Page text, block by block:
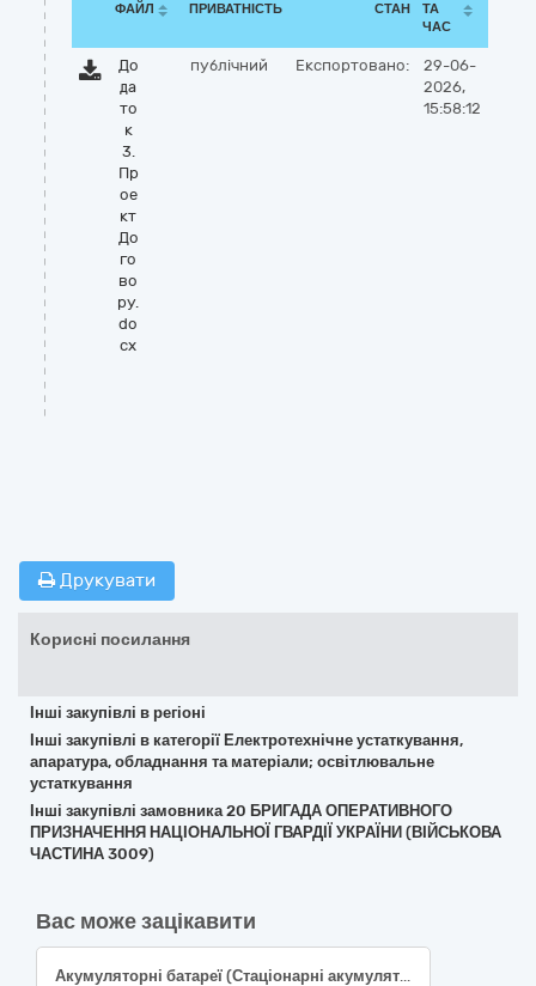
ФАЙЛ ПРИВАТНІСТЬ СТАН
ТА
ЧАС
До
да
то
к
3.
Пр
ое
кт
До
го
во
ру.
do
cx
публічний Експортовано:
29-06-
2026,
15:58:12
Друкувати
Корисні посилання
Інші закупівлі в регіоні
Інші закупівлі в категорії Електротехнічне устаткування,
апаратура, обладнання та матеріали; освітлювальне
устаткування
Інші закупівлі замовника 20 БРИГАДА ОПЕРАТИВНОГО
ПРИЗНАЧЕННЯ НАЦІОНАЛЬНОЇ ГВАРДІЇ УКРАЇНИ (ВІЙСЬКОВА
ЧАСТИНА 3009)
Вас може зацікавити
Акумуляторні батареї (Стаціонарні акумуляторні батареї)